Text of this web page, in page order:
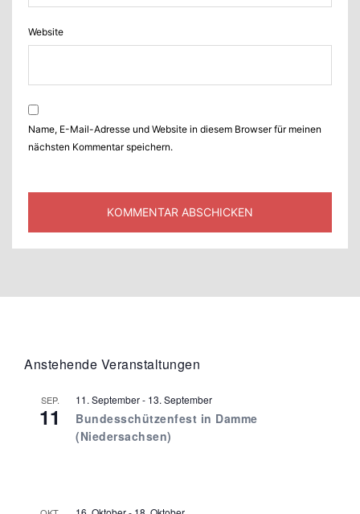
Website
Name, E-Mail-Adresse und Website in diesem Browser für meinen
nächsten Kommentar speichern.
Anstehende Veranstaltungen
SEP.
11
11. September- 13. September
Bundesschützenfest in Damme
(Niedersachsen)